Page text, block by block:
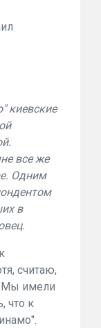
киевские
все же
Одним
в
считаю,
Мы имели
что к